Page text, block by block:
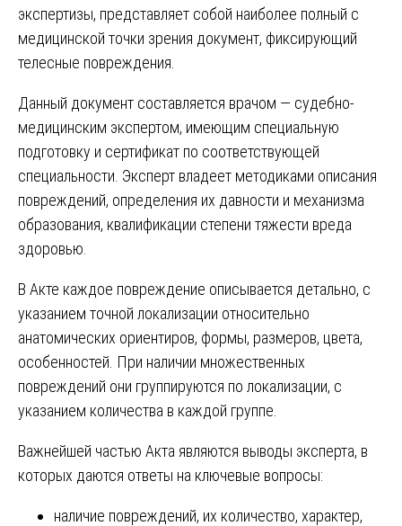
экспертизы, представляет собой наиболее полный с
медицинской точки зрения документ, фиксирующий
телесные повреждения.
Данный документ составляется врачом — судебно-
медицинским экспертом, имеющим специальную
подготовку и сертификат по соответствующей
специальности. Эксперт владеет методиками описания
повреждений, определения их давности и механизма
образования, квалификации степени тяжести вреда
здоровью.
В Акте каждое повреждение описывается детально, с
указанием точной локализации относительно
анатомических ориентиров, формы, размеров, цвета,
особенностей. При наличии множественных
повреждений они группируются по локализации, с
указанием количества в каждой группе.
Важнейшей частью Акта являются выводы эксперта, в
которых даются ответы на ключевые вопросы:
наличие повреждений, их количество, характер,